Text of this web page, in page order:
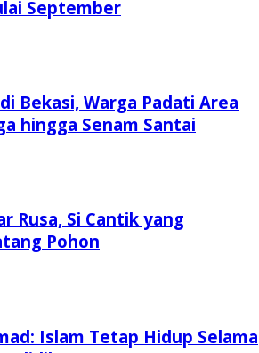
September
Bekasi, Warga Padati Area
hingga Senam Santai
Rusa, Si Cantik yang
Pohon
Islam Tetap Hidup Selama